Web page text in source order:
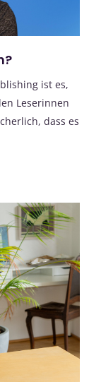
ist es,
Leserinnen
dass es